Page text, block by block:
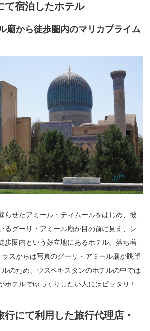
て宿泊したホテル
廟から徒歩圏内のマリカプライム
らせたアミール・ティムールをはじめ、彼
るグーリ・アミール廟が目の前に見え、レ
歩圏内という好立地にあるホテル。落ち着
スからは写真のグーリ・アミール廟が眺望
のため、ウズベキスタンのホテルの中では
ホテルでゆっくりしたい人にはピッタリ !
行にて利用した旅行代理店・